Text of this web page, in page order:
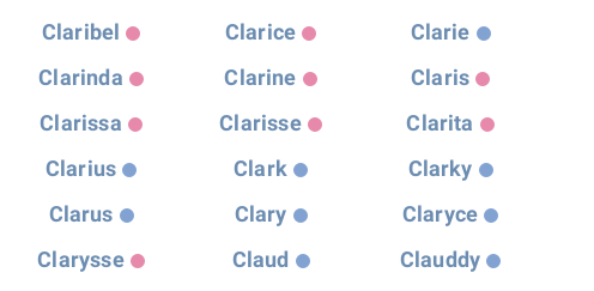
Claribel Clarice
Clarie
Clarinda Clarine
Claris
Clarissa Clarisse
Clarita
Clarius Clark
Clarky
Clarus Clary
Claryce
Clarysse Claud
Clauddy